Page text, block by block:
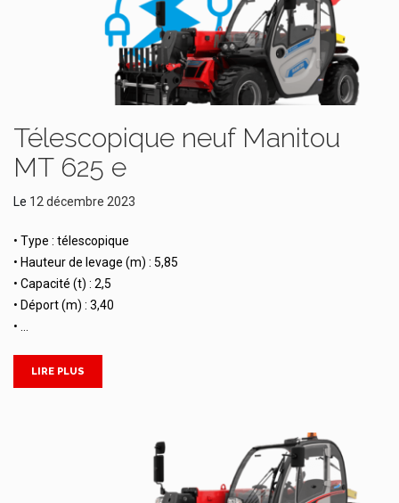
Télescopique neuf Manitou
MT 625 e
Le 12 décembre 2023
• Type : télescopique
• Hauteur de levage (m) : 5,85
• Capacité (t) : 2,5
• Déport (m) : 3,40
• …
LIRE PLUS